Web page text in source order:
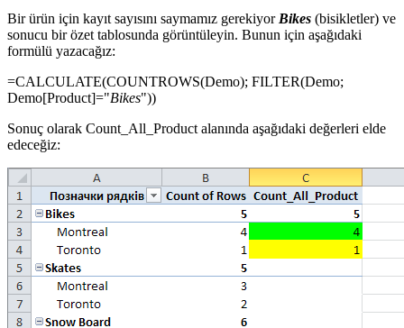
Bir ürün için kayıt sayısını saymamız gerekiyor Bikes (bisikletler) ve
sonucu bir özet tablosunda görüntüleyin. Bunun için aşağıdaki
formülü yazacağız:
=CALCULATE(COUNTROWS(Demo); FILTER(Demo;
Demo[Product]="Bikes"))
Sonuç olarak Count_All_Product alanında aşağıdaki değerleri elde
edeceğiz: